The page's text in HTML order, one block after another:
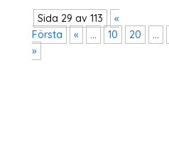
Sida 29 av 113
«
Första
« ... 10 20 ...
»